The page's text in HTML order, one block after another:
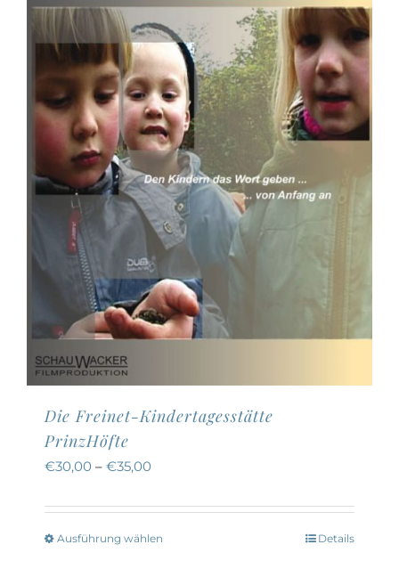
Die Freinet-Kindertagesstätte
PrinzHöfte
€30,00 – €35,00
Ausführung wählen Details